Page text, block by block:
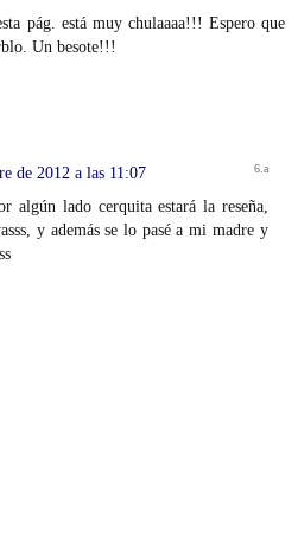
pág. está muy chulaaaa!!! Espero que
Un besote!!!
de 2012 a las 11:07
algún lado cerquita estará la reseña,
y además se lo pasé a mi madre y